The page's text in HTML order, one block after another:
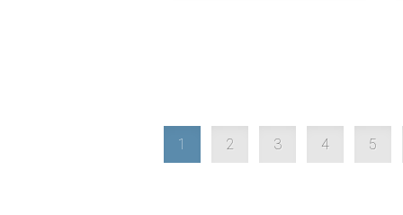
1 2 3 4 5